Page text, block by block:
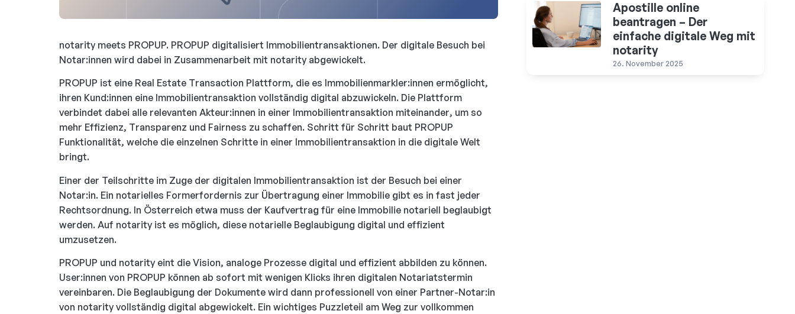
notarity meets PROPUP. PROPUP digitalisiert Immobilientransaktionen. Der digitale Besuch bei
Notar:innen wird dabei in Zusammenarbeit mit notarity abgewickelt.
PROPUP ist eine Real Estate Transaction Plattform, die es Immobilienmarkler:innen ermöglicht,
ihren Kund:innen eine Immobilientransaktion vollständig digital abzuwickeln. Die Plattform
verbindet dabei alle relevanten Akteur:innen in einer Immobilientransaktion miteinander, um so
mehr Effizienz, Transparenz und Fairness zu schaffen. Schritt für Schritt baut PROPUP
Funktionalität, welche die einzelnen Schritte in einer Immobilientransaktion in die digitale Welt
bringt.
Einer der Teilschritte im Zuge der digitalen Immobilientransaktion ist der Besuch bei einer
Notar:in. Ein notarielles Formerfordernis zur Übertragung einer Immobilie gibt es in fast jeder
Rechtsordnung. In Österreich etwa muss der Kaufvertrag für eine Immobilie notariell beglaubigt
werden. Auf notarity ist es möglich, diese notarielle Beglaubigung digital und effizient
umzusetzen.
PROPUP und notarity eint die Vision, analoge Prozesse digital und effizient abbilden zu können.
User:innen von PROPUP können ab sofort mit wenigen Klicks ihren digitalen Notariatstermin
vereinbaren. Die Beglaubigung der Dokumente wird dann professionell von einer Partner-Notar:in
von notarity vollständig digital abgewickelt. Ein wichtiges Puzzleteil am Weg zur vollkommen
Apostille online
beantragen – Der
einfache digitale Weg mit
notarity
26. November 2025